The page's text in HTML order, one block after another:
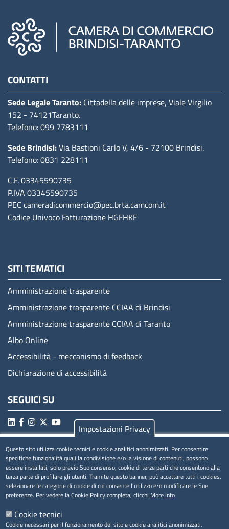
CONTATTI
Sede Legale Taranto: Cittadella delle imprese, Viale Virgilio
152 - 74121Taranto.
Telefono: 099 7783111
Sede Brindisi:Via Bastioni Carlo V, 4/6 - 72100 Brindisi.
Telefono: 0831 228111
C.F. 03345590735
P.IVA 03345590735
PEC cameradicommercio@pec.brta.camcom.it
Codice Univoco Fatturazione HGFHKF
SITI TEMATICI
Amministrazione trasparente
Amministrazione trasparente CCIAA di Brindisi
Amministrazione trasparente CCIAA di Taranto
Albo Online
Accessibilità - meccanismo di feedback
Dichiarazione di accessibilità
SEGUICI SU
MENÚ PRIVACY
Privacy
Cookie
Note legali
Impostazioni Privacy
Questo sito utilizza cookie tecnici e cookie analitici anonimizzati. Per consentire
specifiche funzionalità quali la condivisione e/o la visione di contenuti, possono
essere installati, solo previo Suo consenso, cookie di terze parti che consentono alla
terza parte di profilare gli utenti. Tramite questo banner, può accettare tutti i cookies,
selezionare le categorie di cookie di cui consente l’utilizzo e/o modificare le Sue
preferenze. Per vedere la Cookie Policy completa, clicchi More info
Cookie tecnici
Cookie necessari per il funzionamento del sito e cookie analitici anonimizzati.